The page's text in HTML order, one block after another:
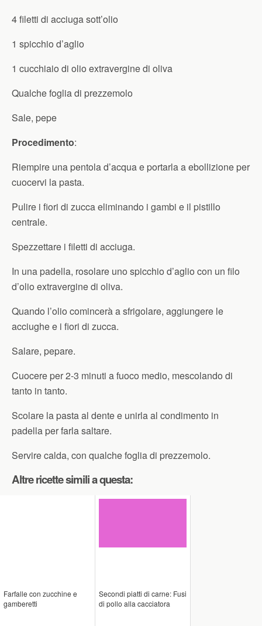
4 filetti di acciuga sott’olio
1 spicchio d’aglio
1 cucchiaio di olio extravergine di oliva
Qualche foglia di prezzemolo
Sale, pepe
Procedimento:
Riempire una pentola d’acqua e portarla a ebollizione per
cuocervi la pasta.
Pulire i fiori di zucca eliminando i gambi e il pistillo
centrale.
Spezzettare i filetti di acciuga.
In una padella, rosolare uno spicchio d’aglio con un filo
d’olio extravergine di oliva.
Quando l’olio comincerà a sfrigolare, aggiungere le
acciughe e i fiori di zucca.
Salare, pepare.
Cuocere per 2-3 minuti a fuoco medio, mescolando di
tanto in tanto.
Scolare la pasta al dente e unirla al condimento in
padella per farla saltare.
Servire calda, con qualche foglia di prezzemolo.
Altre ricette simili a questa:
Farfalle con zucchine e
gamberetti
Secondi piatti di carne: Fusi
di pollo alla cacciatora